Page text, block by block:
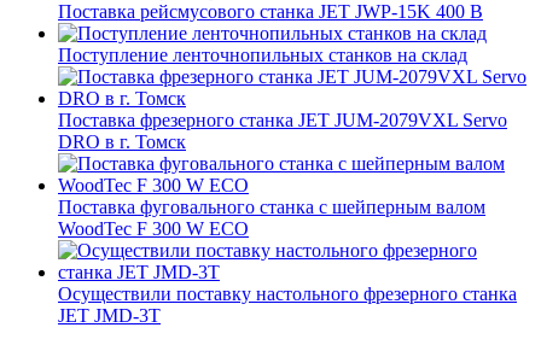
Поставка рейсмусового станка JET JWP-15K 400 В
Поступление ленточнопильных станков на склад
Поставка фрезерного станка JET JUM-2079VXL Servo
DRO в г. Томск
Поставка фуговального станка с шейперным валом
WoodTec F 300 W ECO
Осуществили поставку настольного фрезерного станка
JET JMD-3T